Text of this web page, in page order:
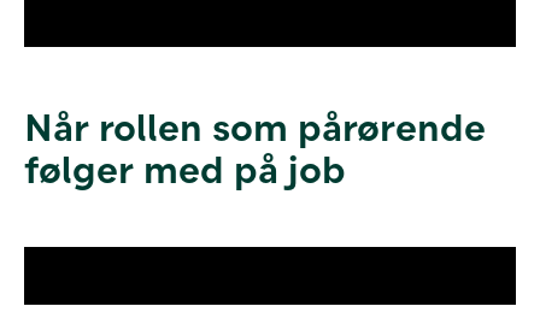
Når rollen som pårørende
følger med på job